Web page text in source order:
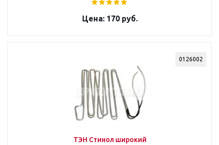
170 руб.
0126002
ТЭН Стинол широкий